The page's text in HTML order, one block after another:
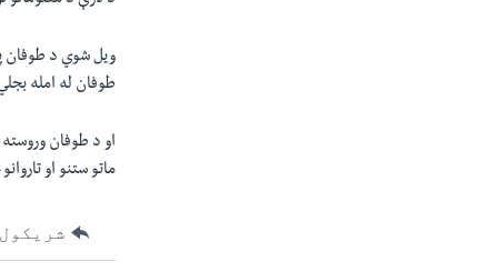
ویل شوي د طوفان
طوفان له امله
او د طوفان
ماتو ستنو او
شریکول